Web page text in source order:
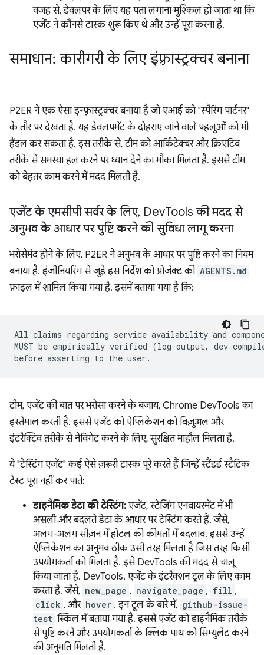
वजह से, डेवलपर के लिए यह पता लगाना मुश्किल हो जाता था कि
एजेंट ने कौनसे टास्क शुरू किए थे और उन्हें पूरा करना है.
समाधान: कारीगरी के लिए इंफ़्रास्ट्रक्चर बनाना
P2ER ने एक ऐसा इन्फ़्रास्ट्रक्चर बनाया है जो एआई को "स्पैरिंग पार्टनर"
के तौर पर देखता है. यह डेवलपमेंट के दोहराए जाने वाले पहलुओं को भी
हैंडल कर सकता है. इस तरीके से, टीम को आर्किटेक्चर और क्रिएटिव
तरीके से समस्या हल करने पर ध्यान देने का मौका मिलता है. इससे टीम
को बेहतर काम करने में मदद मिलती है.
एजेंट के एमसीपी सर्वर के लिए, DevTools की मदद से
अनुभव के आधार पर पुष्टि करने की सुविधा लागू करना
भरोसेमंद होने के लिए, P2ER ने अनुभव के आधार पर पुष्टि करने का नियम
बनाया है. इंजीनियरिंग से जुड़े इस निर्देश को प्रोजेक्ट की AGENTS.md
फ़ाइल में शामिल किया गया है. इसमें बताया गया है कि:
All claims regarding service availability and
MUST be empirically verified (log output, dev
टीम, एजेंट की बात पर भरोसा करने के बजाय, Chrome DevTools का
इस्तेमाल करती है. इससे एजेंट को ऐप्लिकेशन को विज़ुअल और
इंटरैक्टिव तरीके से नेविगेट करने के लिए, सुरक्षित माहौल मिलता है.
ये "टेस्टिंग एजेंट" कई ऐसे ज़रूरी टास्क पूरे करते हैं जिन्हें स्टैंडर्ड स्टैटिक
टेस्ट पूरा नहीं कर पाते:
डाइनैमिक डेटा की टेस्टिंग: एजेंट, स्टेजिंग एनवायरमेंट में भी
असली और बदलते डेटा के आधार पर टेस्टिंग करते हैं. जैसे,
अलग-अलग सीज़न में होटल की कीमतों में बदलाव. इससे उन्हें
ऐप्लिकेशन का अनुभव ठीक उसी तरह मिलता है जिस तरह किसी
उपयोगकर्ता को मिलता है. इसे DevTools की मदद से चालू
किया जाता है. DevTools, एजेंट के इंटरैक्शन टूल के लिए काम
करता है. जैसे, new_page , navigate_page , fill ,
click , और hover . इन टूल के बारे में, github-issue-
test स्किल में बताया गया है. इससे एजेंट को डाइनैमिक तरीके
से पुष्टि करने और उपयोगकर्ता के क्लिक पाथ को सिम्युलेट करने
की अनुमति मिलती है.